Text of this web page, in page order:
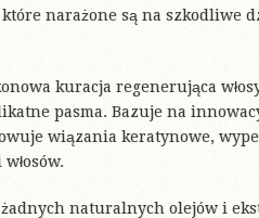
narażone są na szkodliwe
kuracja regenerująca
pasma. Bazuje na
wiązania keratynowe,
naturalnych olejów i